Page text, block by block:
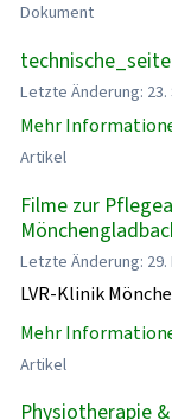
Dokument
Letzte Änderung:
Mehr
Artikel
Filme zur
Letzte Änderung:
LVR-Klinik
Mehr
Artikel
Physiotherapie